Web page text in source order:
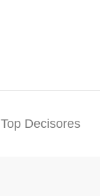
Top Decisores